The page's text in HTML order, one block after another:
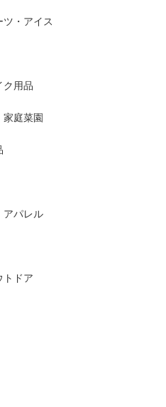
ツ・アイス
ク用品
家庭菜園
アパレル
トドア